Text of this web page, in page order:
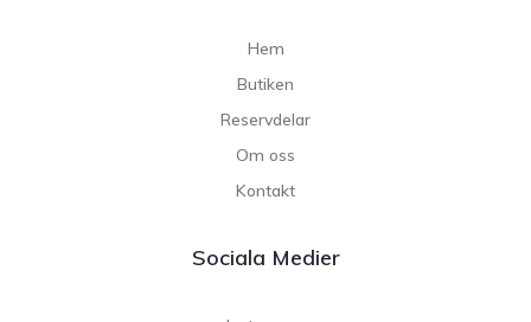
Hem
Butiken
Reservdelar
Om oss
Kontakt
Sociala Medier